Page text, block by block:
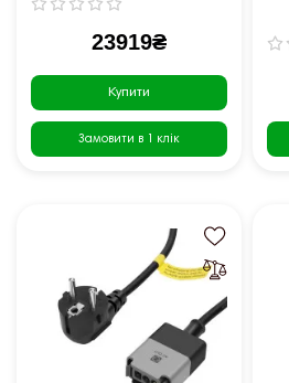
23919₴
Купити
Замовити в 1 клік